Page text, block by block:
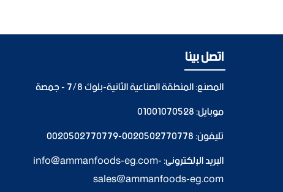
اتصل بينا
المصنع: المنطقة الصناعية الثانية-بلوك 7/8 - جمصة
موبايل:01001070528
تليفون:0020502770778
-
0020502770779
البريد الإلكترونى: info@ammanfoods-eg.com-
sales@ammanfoods-eg.com